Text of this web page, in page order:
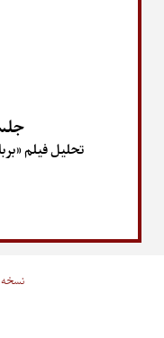
تحلیل فیلم